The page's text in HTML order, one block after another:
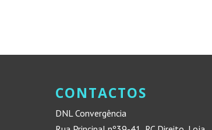
CONTACTOS
DNL Convergência